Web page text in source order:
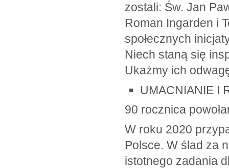
zostali: Św. Jan
Roman Ingarden i
społecznych
Niech staną się
Ukażmy ich
UMACNIANIE I
90 rocznica
W roku 2020
Polsce. W ślad za
istotnego zadania